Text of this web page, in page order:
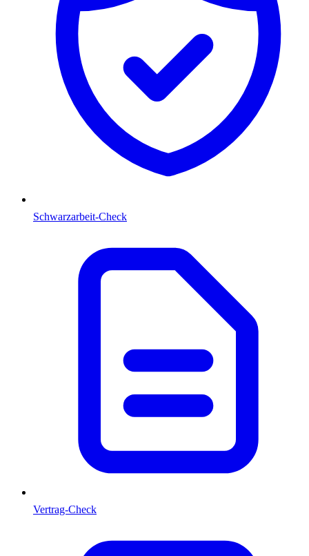
Schwarzarbeit-Check
Vertrag-Check